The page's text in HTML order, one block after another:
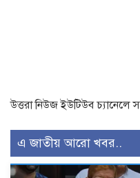
উত্তরা নিউজ ইউটিউব চ্যানেলে
এ জাতীয় আরো খবর..